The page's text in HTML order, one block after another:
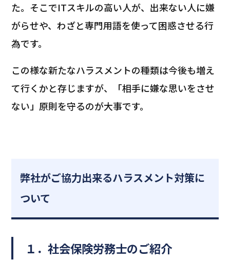
た。そこでITスキルの高い人が、出来ない人に嫌
がらせや、わざと専門用語を使って困惑させる行
為です。
この様な新たなハラスメントの種類は今後も増え
て行くかと存じますが、「相手に嫌な思いをさせ
ない」原則を守るのが大事です。
弊社がご協力出来るハラスメント対策に
ついて
１．社会保険労務士のご紹介